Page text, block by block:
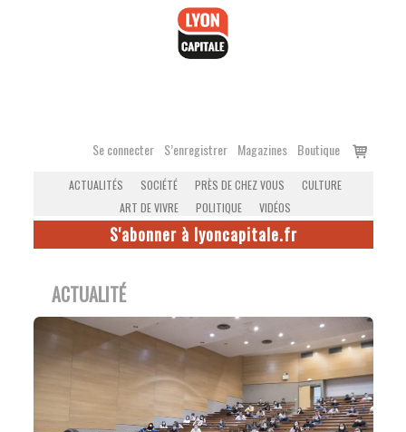
Se connecter S’enregistrer Magazines Boutique
Voir
ACTUALITÉS SOCIÉTÉ PRÈS DE CHEZ VOUS
CULTURE
ART DE VIVRE
POLITIQUE VIDÉOS
S'abonner à lyoncapitale.fr
ACTUALITÉ